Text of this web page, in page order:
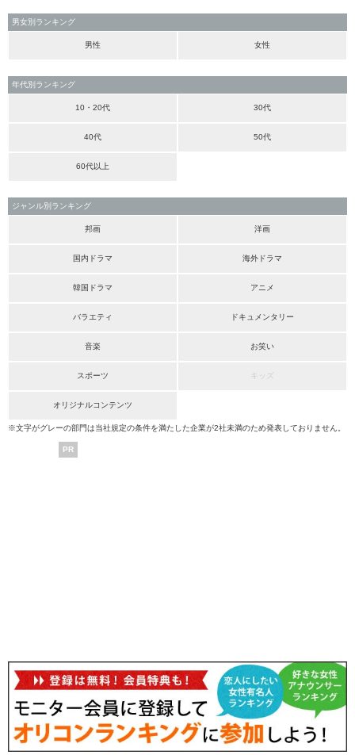
男女別ランキング
男性 女性
年代別ランキング
10・20代 30代
40代 50代
60代以上
ジャンル別ランキング
邦画 洋画
国内ドラマ 海外ドラマ
韓国ドラマ アニメ
バラエティ ドキュメンタリー
音楽 お笑い
スポーツ キッズ
オリジナルコンテンツ
※文字がグレーの部門は当社規定の条件を満たした企業が2社未満のため発表しておりません。
PR